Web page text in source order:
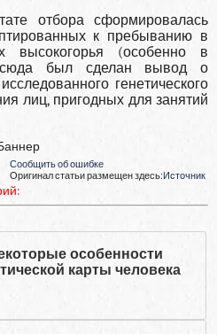
отбора сформировалась
к пребыванию в
высокогорья (особенно в
был сделан вывод о
гене­тического
лиц, пригодных для за­нятий
Сообщить об ошибке
Оригинал статьи размещен здесь:Источник
особенности
карты человека